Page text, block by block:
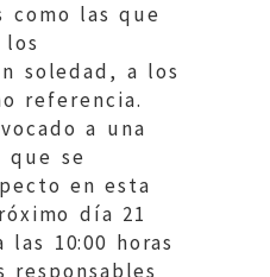
como las que
soledad, a los
referencia.
a una
que se
en esta
día 21
10:00 horas